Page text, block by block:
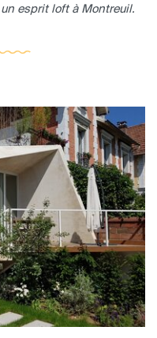
esprit loft à Montreuil.